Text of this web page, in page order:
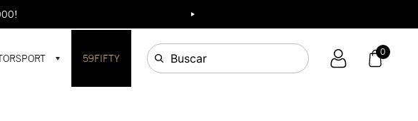
59FIFTY Buscar 0